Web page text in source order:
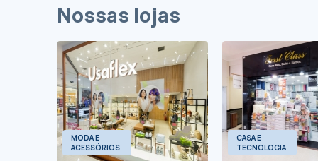
Nossas lojas
MODA E
ACESSÓRIOS
CASA E
TECNOLOGIA